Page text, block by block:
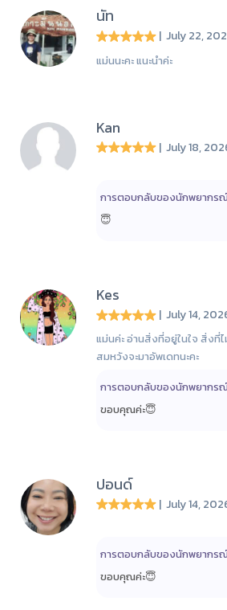
นัท
| July 22,
แม่นนะคะ แนะนำค่ะ
Kan
| July 18,
การตอบกลับของนักพยากร
😇
Kes
| July 14,
แม่นค่ะ อ่านสิ่งที่อยู่ในใจ สิ่งที่
สมหวังจะมาอัพเดทนะคะ
การตอบกลับของนักพยากร
ขอบคุณค่ะ😇
ปอนด์
| July 14,
การตอบกลับของนักพยากร
ขอบคุณค่ะ😇